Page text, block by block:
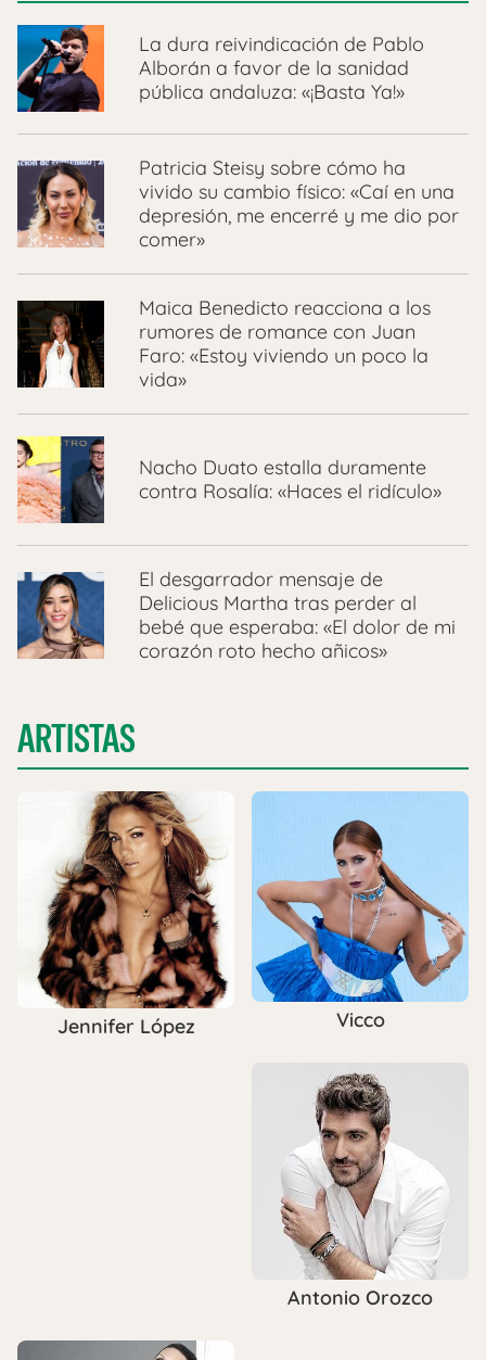
La dura reivindicación de Pablo
Alborán a favor de la sanidad
pública andaluza: «¡Basta Ya!»
Patricia Steisy sobre cómo ha
vivido su cambio físico: «Caí en una
depresión, me encerré y me dio por
comer»
Maica Benedicto reacciona a los
rumores de romance con Juan
Faro: «Estoy viviendo un poco la
vida»
Nacho Duato estalla duramente
contra Rosalía: «Haces el ridículo»
El desgarrador mensaje de
Delicious Martha tras perder al
bebé que esperaba: «El dolor de mi
corazón roto hecho añicos»
ARTISTAS
Jennifer López Vicco
Antonio Orozco